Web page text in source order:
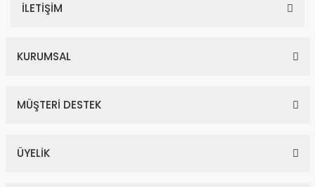
İLETİŞİM
KURUMSAL
MÜŞTERİ DESTEK
ÜYELİK